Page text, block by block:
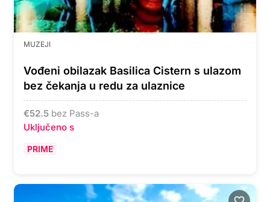
MUZEJI
Vođeni obilazak Basilica Cistern s ulazom
bez čekanja u redu za ulaznice
€52.5 bez Pass-a
Uključeno s
PRIME